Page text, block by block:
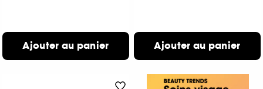
Ajouter au panier Ajouter au panier